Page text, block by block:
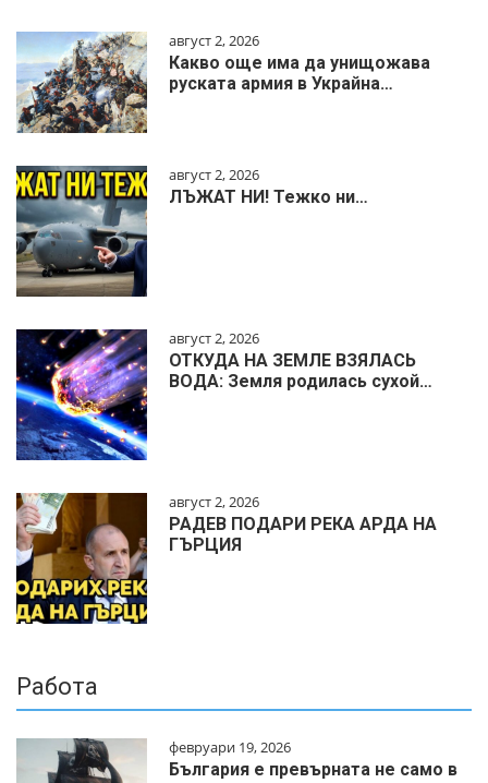
август 2, 2026
Какво още има да унищожава
руската армия в Украйна…
август 2, 2026
ЛЪЖАТ НИ! Тежко ни…
август 2, 2026
ОТКУДА НА ЗЕМЛЕ ВЗЯЛАСЬ
ВОДА: Земля родилась сухой…
август 2, 2026
РАДЕВ ПОДАРИ РЕКА АРДА НА
ГЪРЦИЯ
Работа
февруари 19, 2026
България е превърната не само в